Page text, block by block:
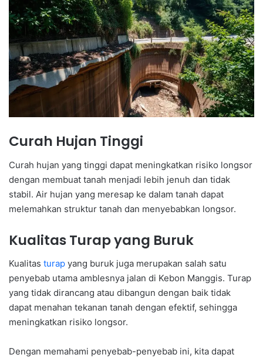
Curah Hujan Tinggi
Curah hujan yang tinggi dapat meningkatkan risiko longsor
dengan membuat tanah menjadi lebih jenuh dan tidak
stabil. Air hujan yang meresap ke dalam tanah dapat
melemahkan struktur tanah dan menyebabkan longsor.
Kualitas Turap yang Buruk
Kualitas turap yang buruk juga merupakan salah satu
penyebab utama amblesnya jalan di Kebon Manggis. Turap
yang tidak dirancang atau dibangun dengan baik tidak
dapat menahan tekanan tanah dengan efektif, sehingga
meningkatkan risiko longsor.
Dengan memahami penyebab-penyebab ini, kita dapat